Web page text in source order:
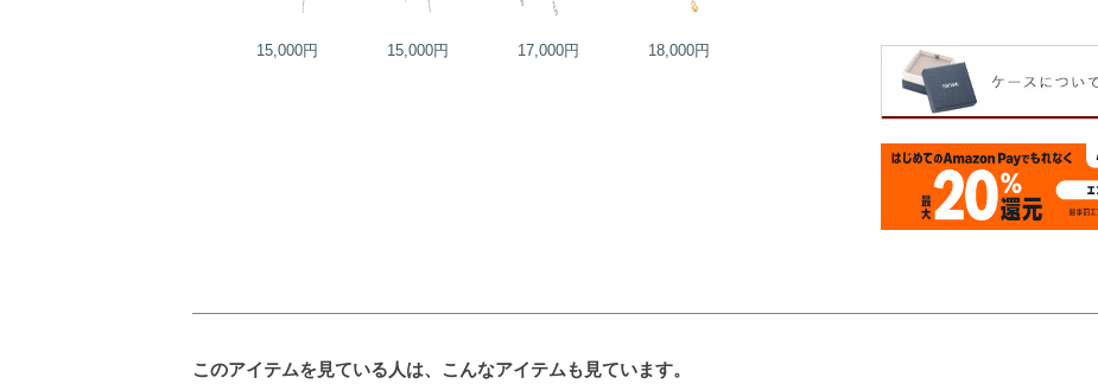
15,000円 15,000円 17,000円 18,000円 30,000円 13,000円
このアイテムを見ている人は、こんなアイテムも見ています。